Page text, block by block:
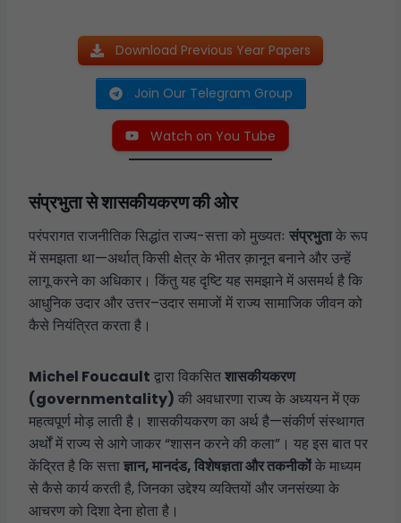
Download Previous Year Papers
Join Our Telegram Group
Watch on You Tube
संप्रभुता से शासकीयकरण की ओर
परंपरागत राजनीतिक सिद्धांत राज्य-सत्ता को मुख्यतः संप्रभुताके रूप
में समझता था—अर्थात् किसी क्षेत्र के भीतर क़ानून बनाने और उन्हें
लागू करने का अधिकार। किंतु यह दृष्टि यह समझाने में असमर्थ है कि
आधुनिक उदार और उत्तर–उदार समाजों में राज्य सामाजिक जीवन को
कैसे नियंत्रित करता है।
Michel Foucault द्वारा विकसितशासकीयकरण
(governmentality) की अवधारणा राज्य के अध्ययन में एक
महत्वपूर्ण मोड़ लाती है। शासकीयकरण का अर्थ है—संकीर्ण संस्थागत
अर्थों में राज्य से आगे जाकर “शासन करने की कला”। यह इस बात पर
केंद्रित है कि सत्ताज्ञान, मानदंड, विशेषज्ञता और तकनीकोंके माध्यम
से कैसे कार्य करती है, जिनका उद्देश्य व्यक्तियों और जनसंख्या के
आचरण को दिशा देना होता है।